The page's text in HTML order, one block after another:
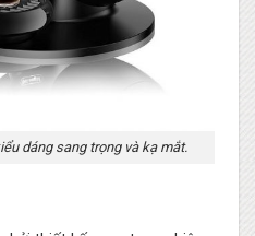
dáng sang trọng và kạ mắt.